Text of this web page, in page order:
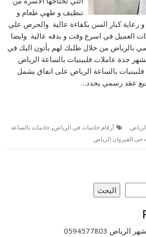
تنظيف و طهي طعام و
رعاية كبار السن بكفاءة عالية والحرص علي
العميل في اسرع وقت و بدقه عالية وايضا
بالرياض من خلال طلبك لهم يأتون اليك في
جدة عاملات فلبينيات بالساعة الرياض
بالساعة الرياض على اتفاق يشمل
عقد رسمي يحدد…
أرقام خادمات في الرياض,خادمات بالساعة
حى القيروان الرياض
البحث
0594577803